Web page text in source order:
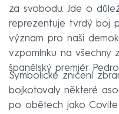
za svobodu. Jde o
reprezentuje tvrdý boj
význam pro naši
vzpomínku na všechny
španělský premiér
Symbolické zničení
bojkotovaly některé
po obětech jako Covite